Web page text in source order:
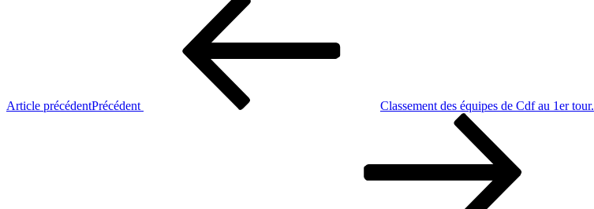
Article précédentPrécédent Classement des équipes de Cdf au 1er tour.